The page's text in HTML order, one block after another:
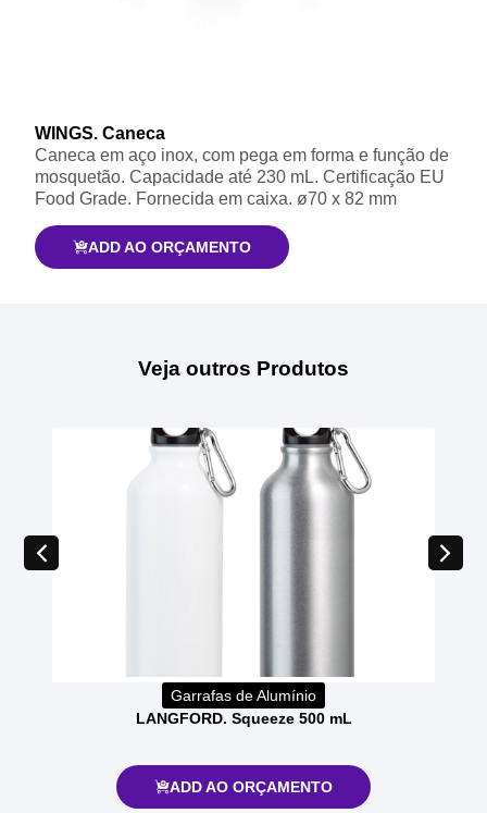
WINGS. Caneca
Caneca em aço inox, com pega em forma e função de
mosquetão. Capacidade até 230 mL. Certificação EU
Food Grade. Fornecida em caixa. ø70 x 82 mm
ADD AO ORÇAMENTO
Veja outros Produtos
Garrafas de Alumínio
LANGFORD. Squeeze 500 mL
ADD AO ORÇAMENTO